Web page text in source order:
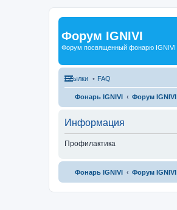
Форум IGNIVI
Форум посвященный фонарю IGNIVI
Ссылки FAQ
Фонарь IGNIVI Форум IGNIVI
Информация
Профилактика
Фонарь IGNIVI Форум IGNIVI